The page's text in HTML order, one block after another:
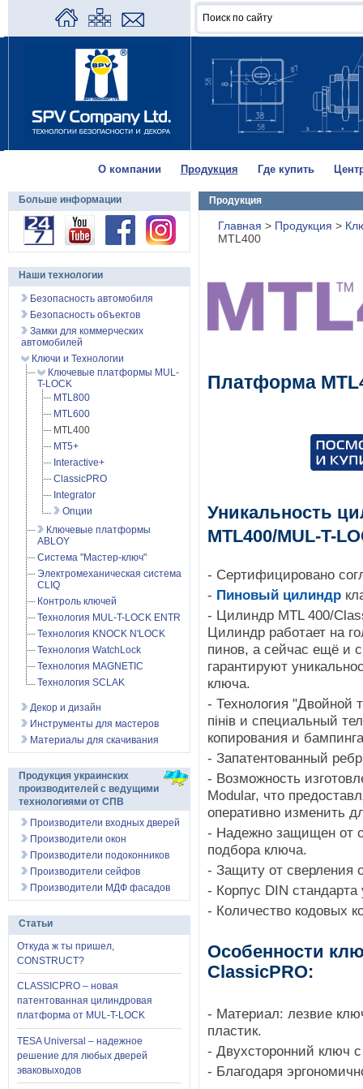
О компании Продукция Где купить
Продукция
Главная > Продукция >
MTL400
Платформа
Уникальность
MTL400/MUL-T-
- Сертифицировано
- Пиновый цилиндр
- Цилиндр MTL 400/
Цилиндр работает на
пинов, а сейчас ещё и
гарантируют
ключа.
- Технология "Двойной
пінів и специальный
копирования и
- Запатентованный
- Возможность
Modular, что
оперативно изменить
- Надежно защищен от
подбора ключа.
- Защиту от сверления
- Корпус DIN
- Количество кодовых
Особенности
ClassicPRO:
- Материал: лезвие
пластик.
- Двухсторонний ключ
- Благодаря
Больше информации
Наши технологии
Безопасность автомобиля
Безопасность объектов
Замки для коммерческих
автомобилей
Ключи и Технологии
Ключевые платформы MUL-
T-LOCK
MTL800
MTL600
MTL400
MT5+
Interactive+
ClassicPRO
Integrator
Опции
Ключевые платформы
ABLOY
Система "Мастер-ключ"
Электромеханическая система
CLIQ
Контроль ключей
Технология MUL-T-LOCK ENTR
Технология KNOCK N'LOCK
Технология WatchLock
Технология MAGNETIC
Технология SCLAK
Декор и дизайн
Инструменты для мастеров
Материалы для скачивания
Продукция украинских
производителей с ведущими
технологиями от СПВ
Производители входных дверей
Производители окон
Производители подоконников
Производители сейфов
Производители МДФ фасадов
Статьи
Откуда ж ты пришел,
CONSTRUCT?
CLASSICPRO – новая
патентованная цилиндровая
платформа от MUL-T-LOCK
TESA Universal – надежное
решение для любых дверей
эваковыходов